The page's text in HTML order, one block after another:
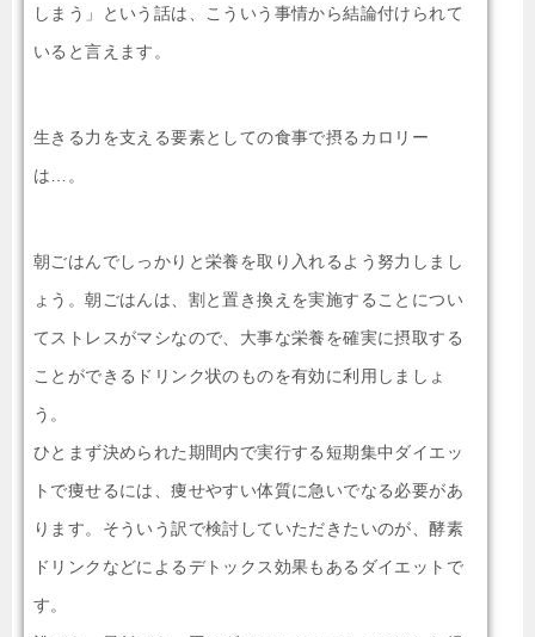
しまう」という話は、こういう事情から結論付けられて
いると言えます。
生きる力を支える要素としての食事で摂るカロリー
は…。
朝ごはんでしっかりと栄養を取り入れるよう努力しまし
ょう。朝ごはんは、割と置き換えを実施することについ
てストレスがマシなので、大事な栄養を確実に摂取する
ことができるドリンク状のものを有効に利用しましょ
う。
ひとまず決められた期間内で実行する短期集中ダイエッ
トで痩せるには、痩せやすい体質に急いでなる必要があ
ります。そういう訳で検討していただきたいのが、酵素
ドリンクなどによるデトックス効果もあるダイエットで
す。